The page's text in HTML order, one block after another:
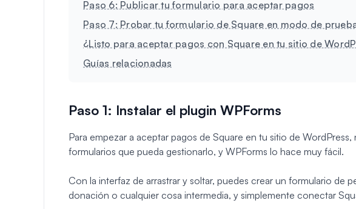
Paso 6: Publicar tu formulario para aceptar pagos
Paso 7: Probar tu formulario de Square en modo de
¿Listo para aceptar pagos con Square en tu sitio de
Guías relacionadas
Paso 1: Instalar el plugin WPForms
Para empezar a aceptar pagos de Square en tu sitio de
formularios que pueda gestionarlo, y WPForms lo hace muy fácil.
Con la interfaz de arrastrar y soltar, puedes crear un formulario de
donación o cualquier cosa intermedia, y simplemente conectar